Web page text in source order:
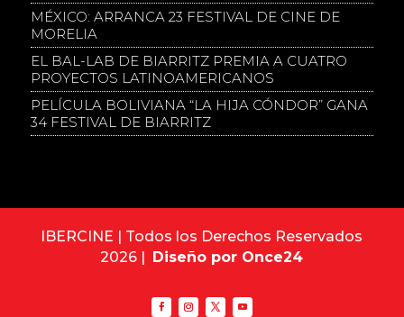
MÉXICO: ARRANCA 23 FESTIVAL DE CINE DE
MORELIA
EL BAL-LAB DE BIARRITZ PREMIA A CUATRO
PROYECTOS LATINOAMERICANOS
PELÍCULA BOLIVIANA “LA HIJA CÓNDOR” GANA
34 FESTIVAL DE BIARRITZ
IBERCINE | Todos los Derechos Reservados
2026 | Diseño por Once24